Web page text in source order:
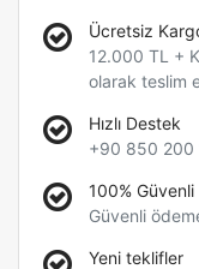
Ücretsiz
12.000 TL +
olarak teslim
Hızlı Destek
+90 850 200
100% Güvenli
Güvenli
Yeni teklifler